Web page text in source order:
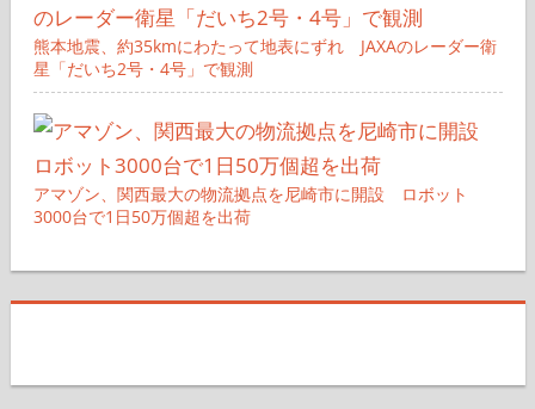
熊本地震、約35kmにわたって地表にずれ JAXAのレーダー衛
星「だいち2号・4号」で観測
アマゾン、関西最大の物流拠点を尼崎市に開設 ロボット
3000台で1日50万個超を出荷